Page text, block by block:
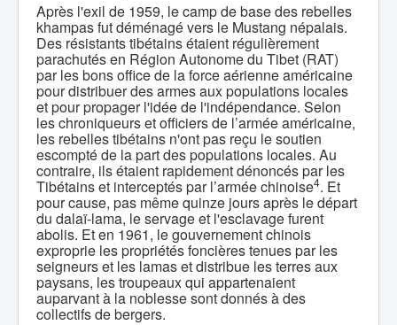
Après l'exil de 1959, le camp de base des rebelles
khampas fut déménagé vers le Mustang népalais.
Des résistants tibétains étaient régulièrement
parachutés en Région Autonome du Tibet (RAT)
par les bons office de la force aérienne américaine
pour distribuer des armes aux populations locales
et pour propager l'idée de l'indépendance. Selon
les chroniqueurs et officiers de l’armée américaine,
les rebelles tibétains n'ont pas reçu le soutien
escompté de la part des populations locales. Au
contraire, ils étaient rapidement dénoncés par les
Tibétains et interceptés par l’armée chinoise4. Et
pour cause, pas même quinze jours après le départ
du dalaï-lama, le servage et l'esclavage furent
abolis. Et en 1961, le gouvernement chinois
exproprie les propriétés foncières tenues par les
seigneurs et les lamas et distribue les terres aux
paysans, les troupeaux qui appartenaient
auparvant à la noblesse sont donnés à des
collectifs de bergers.